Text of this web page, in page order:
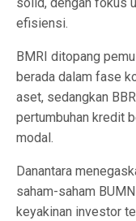
efisiensi.
BMRI ditopang
berada dalam fase
aset, sedangkan
pertumbuhan kredit
modal.
Danantara
saham-saham
keyakinan investor